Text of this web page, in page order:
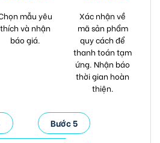
mẫu yêu
thích và nhận
báo giá.
Xác nhận về
mã sản phẩm
quy cách để
thanh toán tạm
ứng. Nhận báo
thời gian hoàn
thiện.
Bước 5